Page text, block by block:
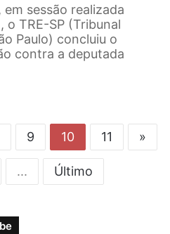
sessão realizada
TRE-SP (Tribunal
Paulo) concluiu o
contra a deputada
9 10 11 »
... Último